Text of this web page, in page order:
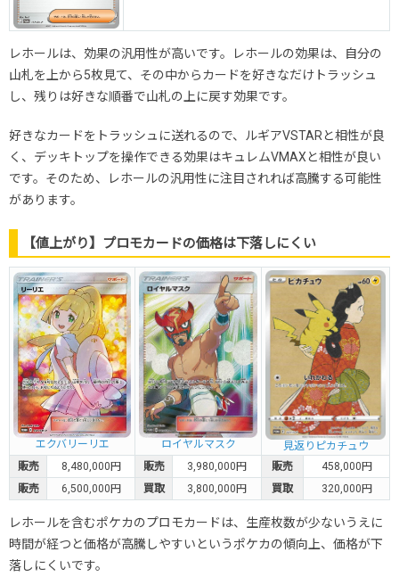
レホールは、効果の汎用性が高いです。レホールの効果は、自分の
山札を上から5枚見て、その中からカードを好きなだけトラッシュ
し、残りは好きな順番で山札の上に戻す効果です。
好きなカードをトラッシュに送れるので、ルギアVSTARと相性が良
く、デッキトップを操作できる効果はキュレムVMAXと相性が良い
です。そのため、レホールの汎用性に注目されれば高騰する可能性
があります。
【値上がり】プロモカードの価格は下落しにくい
エクバリーリエ ロイヤルマスク
見返りピカチュウ
販売
8,480,000円 販売 3,980,000円 販売
458,000円
販売
6,500,000円 買取 3,800,000円 買取 320,000円
レホールを含むポケカのプロモカードは、生産枚数が少ないうえに
時間が経つと価格が高騰しやすいというポケカの傾向上、価格が下
落しにくいです。